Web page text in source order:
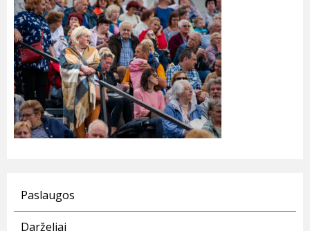
Paslaugos
Darželiai